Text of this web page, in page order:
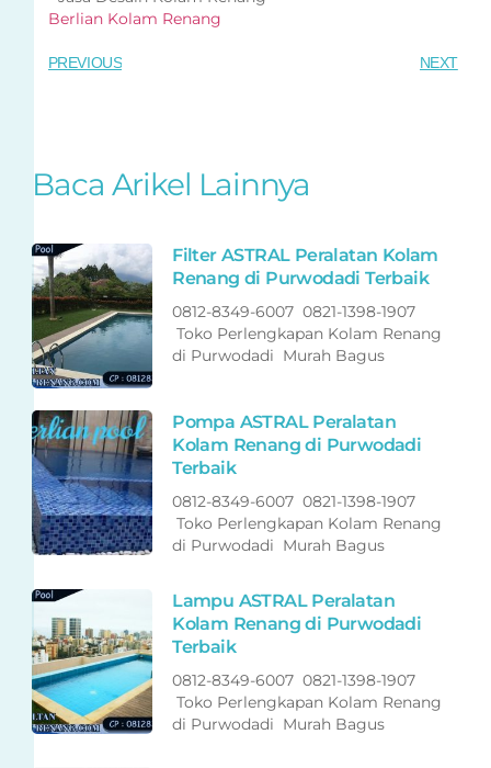
Berlian Kolam Renang
PREVIOUS NEXT
Baca Arikel Lainnya
Filter ASTRAL Peralatan Kolam
Renang di Purwodadi Terbaik
0812-8349-6007 0821-1398-1907
Toko Perlengkapan Kolam Renang
di Purwodadi Murah Bagus
Pompa ASTRAL Peralatan
Kolam Renang di Purwodadi
Terbaik
0812-8349-6007 0821-1398-1907
Toko Perlengkapan Kolam Renang
di Purwodadi Murah Bagus
Lampu ASTRAL Peralatan
Kolam Renang di Purwodadi
Terbaik
0812-8349-6007 0821-1398-1907
Toko Perlengkapan Kolam Renang
di Purwodadi Murah Bagus